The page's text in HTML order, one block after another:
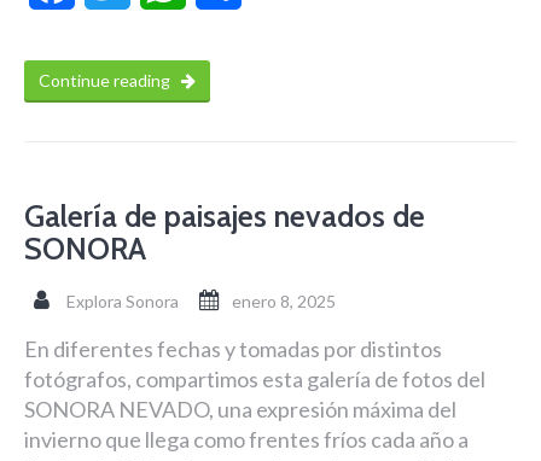
Continue reading
Galería de paisajes nevados de
SONORA
Explora Sonora enero 8, 2025
En diferentes fechas y tomadas por distintos
fotógrafos, compartimos esta galería de fotos del
SONORA NEVADO, una expresión máxima del
invierno que llega como frentes fríos cada año a